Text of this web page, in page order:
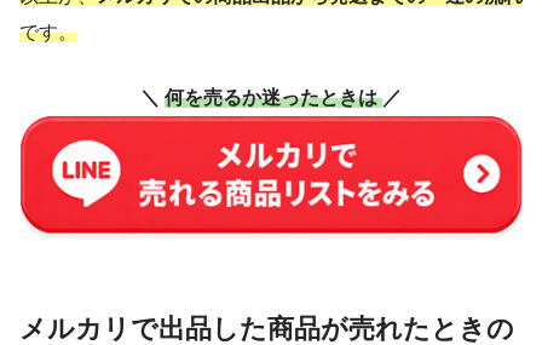
です。
＼ 何を売るか迷ったときは／
メルカリで出品した商品が売れたときの